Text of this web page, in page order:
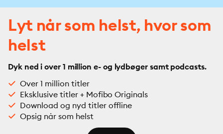
Lyt når som helst, hvor som
helst
Dyk ned i over 1 million e- og lydbøger samt podcasts.
Over 1 million titler
Eksklusive titler + Mofibo Originals
Download og nyd titler offline
Opsig når som helst